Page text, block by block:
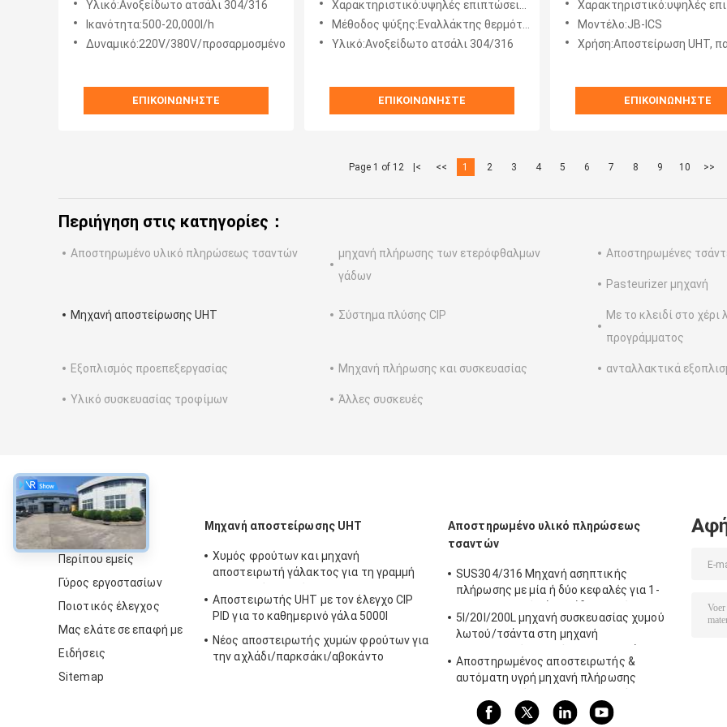
Υλικό:Ανοξείδωτο ατσάλι 304/316
Ικανότητα:500-20,000l/h
Δυναμικό:220V/380V/προσαρμοσμένο
ΕΠΙΚΟΙΝΩΝΉΣΤΕ
αποστείρωση
Χαρακτηριστικό:υψηλές επιπτώσεις αποστείρωσης
Μέθοδος ψύξης:Εναλλάκτης θερμότητας πλάκας
Υλικό:Ανοξείδωτο ατσάλι 304/316
ΕΠΙΚΟΙΝΩΝΉΣΤΕ
για την αποστείρωση
υγρών τροφίμων και
Χαρακτηριστικό:υψηλές επιπτώσεις
Μοντέλο:JB-ICS
Χρήση:Αποστείρωση UHT, παστερίωση, γάλα, ροφήματα γιαουρτιού, χυμοί, ροφήματα
ΕΠΙΚΟΙΝΩΝΉΣΤΕ
Page 1 of 12 |< << 1 2 3 4 5 6 7 8 9 10 >>
Περιήγηση στις κατηγορίες：
Αποστηρωμένο υλικό πληρώσεως τσαντών
μηχανή πλήρωσης των ετερόφθαλμων
γάδων
Αποστηρωμένες
Pasteurizer μηχανή
Μηχανή αποστείρωσης UHT Σύστημα πλύσης CIP
Με το κλειδί στο χέρι
προγράμματος
Εξοπλισμός προεπεξεργασίας Μηχανή πλήρωσης και συσκευασίας ανταλλακτικά
Υλικό συσκευασίας τροφίμων Άλλες συσκευές
περίπου
Περίπου εμείς
Γύρος εργοστασίων
Ποιοτικός έλεγχος
Μας ελάτε σε επαφή με
Ειδήσεις
Sitemap
Μηχανή αποστείρωσης UHT
Χυμός φρούτων και μηχανή
αποστειρωτή γάλακτος για τη γραμμή
Αποστειρωτής UHT με τον έλεγχο CIP
PID για το καθημερινό γάλα 5000l
Νέος αποστειρωτής χυμών φρούτων για
την αχλάδι/παρκσάκι/αβοκάντο
Αποστηρωμένο υλικό πληρώσεως
τσαντών
SUS304/316 Μηχανή ασηπτικής
πλήρωσης με μία ή δύο κεφαλές για 1-
σάλτσα γεμιστήρα με PLC
5l/20l/200L μηχανή συσκευασίας χυμού
λωτού/τσάντα στη μηχανή
Αποστηρωμένος αποστειρωτής &
αυτόματη υγρή μηχανή πλήρωσης